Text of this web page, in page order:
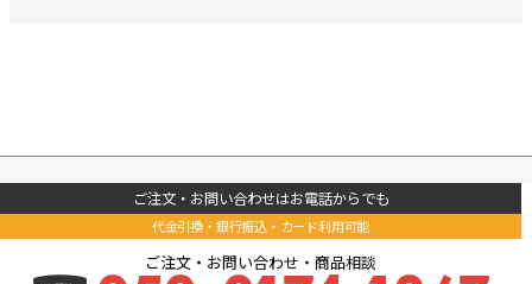
ご注文・お問い合わせはお電話からでも
代金引換・銀行振込・カード利用可能
ご注文・お問い合わせ・商品相談